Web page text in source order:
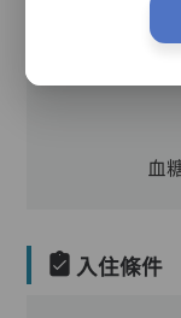
護理評估、
血
入住條件